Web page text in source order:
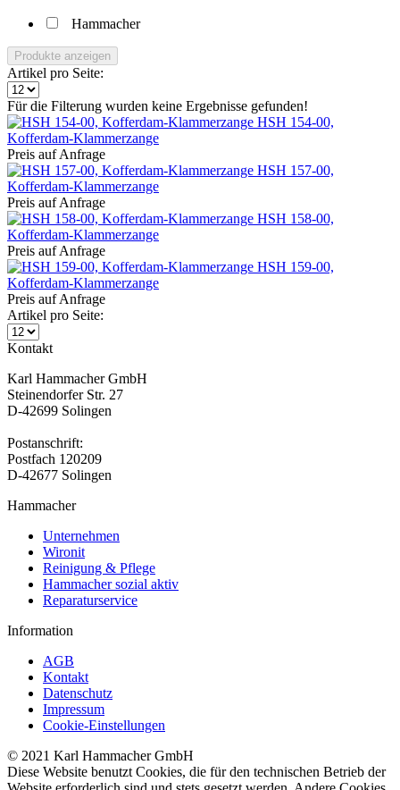
Hammacher
Produkte anzeigen
Artikel pro Seite:
Für die Filterung wurden keine Ergebnisse gefunden!
HSH 154-00,
Kofferdam-Klammerzange
Preis auf Anfrage
HSH 157-00,
Kofferdam-Klammerzange
Preis auf Anfrage
HSH 158-00,
Kofferdam-Klammerzange
Preis auf Anfrage
HSH 159-00,
Kofferdam-Klammerzange
Preis auf Anfrage
Artikel pro Seite:
Kontakt
Karl Hammacher GmbH
Steinendorfer Str. 27
D-42699 Solingen
Postanschrift:
Postfach 120209
D-42677 Solingen
Hammacher
Unternehmen
Wironit
Reinigung & Pflege
Hammacher sozial aktiv
Reparaturservice
Information
AGB
Kontakt
Datenschutz
Impressum
Cookie-Einstellungen
© 2021 Karl Hammacher GmbH
Diese Website benutzt Cookies, die für den technischen Betrieb der